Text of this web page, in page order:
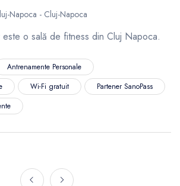
Napoca - Cluj-Napoca
este o sală de fitness din Cluj Napoca.
Antrenamente Personale
Wi-Fi gratuit
Partener SanoPass